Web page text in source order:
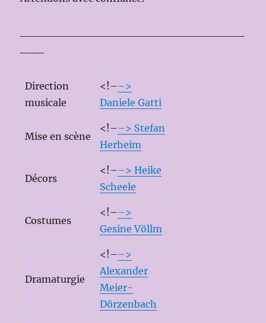
Direction
musicale
<!––>
Daniele Gatti
Mise en scène
<!––> Stefan
Herheim
Décors
<!––>Heike
Scheele
Costumes
<!––>
Gesine Völlm
Dramaturgie
<!––>
Alexander
Meier-
Dörzenbach